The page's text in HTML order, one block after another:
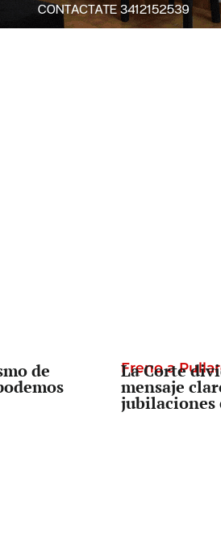
de Freno a
La Corte
mensaje